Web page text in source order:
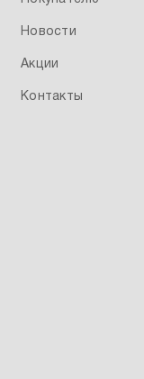
Новости
Акции
Контакты